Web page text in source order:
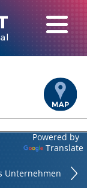
Powered by
Translate
Unternehmen